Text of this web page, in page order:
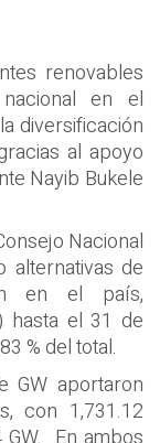
renovables
en el
diversificación
al apoyo
Nayib Bukele
Nacional
alternativas de
en el país,
hasta el 31 de
% del total.
GW aportaron
con 1,731.12